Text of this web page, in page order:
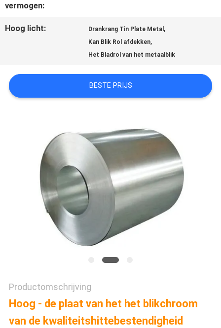
OM EEN
CITAAT
SITEMAP
vermogen:
Hoog licht: Drankrang Tin Plate Metal ,
Kan Blik Rol afdekken,
Het Bladrol van het metaalblik
BESTE PRIJS
Productomschrijving
Hoog - de plaat van het het blikchroom
van de kwaliteitshittebestendigheid